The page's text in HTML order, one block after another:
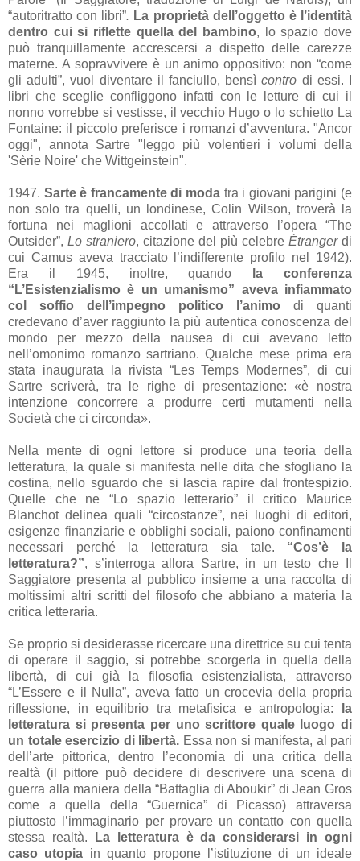
“autoritratto con libri”. La proprietà dell’oggetto è l’identità
dentro cui si riflette quella del bambino, lo spazio dove
può tranquillamente accrescersi a dispetto delle carezze
materne. A sopravvivere è un animo oppositivo: non “come
gli adulti”, vuol diventare il fanciullo, bensìcontro di essi. I
libri che sceglie confliggono infatti con le letture di cui il
nonno vorrebbe si vestisse, il vecchio Hugo o lo schietto La
Fontaine: il piccolo preferisce i romanzi d’avventura. "Ancor
oggi", annota Sartre "leggo più volentieri i volumi della
'Sèrie Noire' che Wittgeinstein".
1947. Sarte è francamente di moda tra i giovani parigini (e
non solo tra quelli, un londinese, Colin Wilson, troverà la
fortuna nei maglioni accollati e attraverso l’opera “The
Outsider”, Lo straniero, citazione del più celebre Étranger di
cui Camus aveva tracciato l’indifferente profilo nel 1942).
Era il 1945, inoltre, quando
la conferenza
“L’Esistenzialismo è un umanismo” aveva infiammato
col soffio dell’impegno politico l’animo di quanti
credevano d’aver raggiunto la più autentica conoscenza del
mondo per mezzo della nausea di cui avevano letto
nell’omonimo romanzo sartriano. Qualche mese prima era
stata inaugurata la rivista “Les Temps Modernes”, di cui
Sartre scriverà, tra le righe di presentazione: «è nostra
intenzione concorrere a produrre certi mutamenti nella
Società che ci circonda».
Nella mente di ogni lettore si produce una teoria della
letteratura, la quale si manifesta nelle dita che sfogliano la
costina, nello sguardo che si lascia rapire dal frontespizio.
Quelle che ne “Lo spazio letterario” il critico Maurice
Blanchot delinea quali “circostanze”, nei luoghi di editori,
esigenze finanziarie e obblighi sociali, paiono confinamenti
necessari perché la letteratura sia tale. “Cos’è la
letteratura?”, s’interroga allora Sartre, in un testo che Il
Saggiatore presenta al pubblico insieme a una raccolta di
moltissimi altri scritti del filosofo che abbiano a materia la
critica letteraria.
Se proprio si desiderasse ricercare una direttrice su cui tenta
di operare il saggio, si potrebbe scorgerla in quella della
libertà, di cui già la filosofia esistenzialista, attraverso
“L’Essere e il Nulla”, aveva fatto un crocevia della propria
riflessione, in equilibrio tra metafisica e antropologia:
la
letteratura si presenta per uno scrittore quale luogo di
un totale esercizio di libertà. Essa non si manifesta, al pari
dell’arte pittorica, dentro l’economia di una critica della
realtà (il pittore può decidere di descrivere una scena di
guerra alla maniera della “Battaglia di Aboukir” di Jean Gros
come a quella della “Guernica” di Picasso) attraversa
piuttosto l’immaginario per provare un contatto con quella
stessa realtà.
La letteratura è da considerarsi in ogni
caso utopia in quanto propone l’istituzione di un ideale